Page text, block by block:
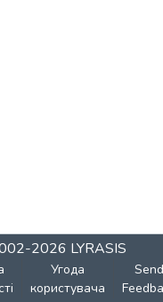
2026 LYRASIS
Угода
користувача
Send